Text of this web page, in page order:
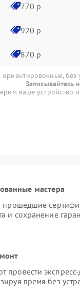
770 р
920 р
870 р
без
Записывайтесь
ваше устройство
мастера
прошедшие
и сохранение
экспресс-
время без